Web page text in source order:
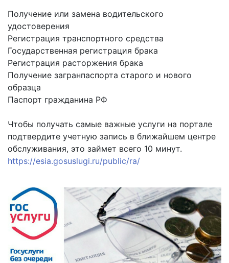
Получение или замена водительского
удостоверения
Регистрация транспортного средства
Государственная регистрация брака
Регистрация расторжения брака
Получение загранпаспорта старого и нового
образца
Паспорт гражданина РФ
Чтобы получать самые важные услуги на портале
подтвердите учетную запись в ближайшем центре
обслуживания, это займет всего 10 минут.
https://esia.gosuslugi.ru/public/ra/
Previous Next